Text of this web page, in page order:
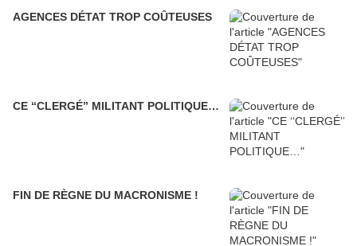
AGENCES DÉTAT TROP COÛTEUSES
CE ‘‘CLERGÉ’’ MILITANT POLITIQUE…
FIN DE RÈGNE DU MACRONISME !